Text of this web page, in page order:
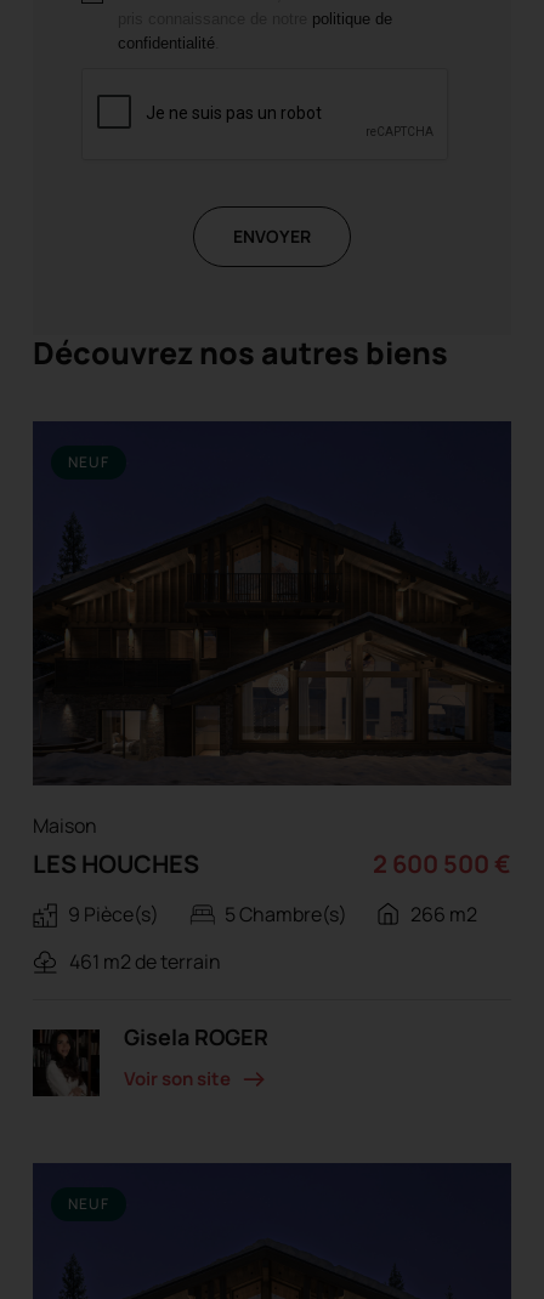
politique de
confidentialité
ENVOYER
Découvrez nos autres biens
NEUF
Maison
LES HOUCHES 2 600 500 €
9 Pièce(s) 5 Chambre(s)
266 m2
461 m2 de terrain
Gisela ROGER
Voir son site
NEUF